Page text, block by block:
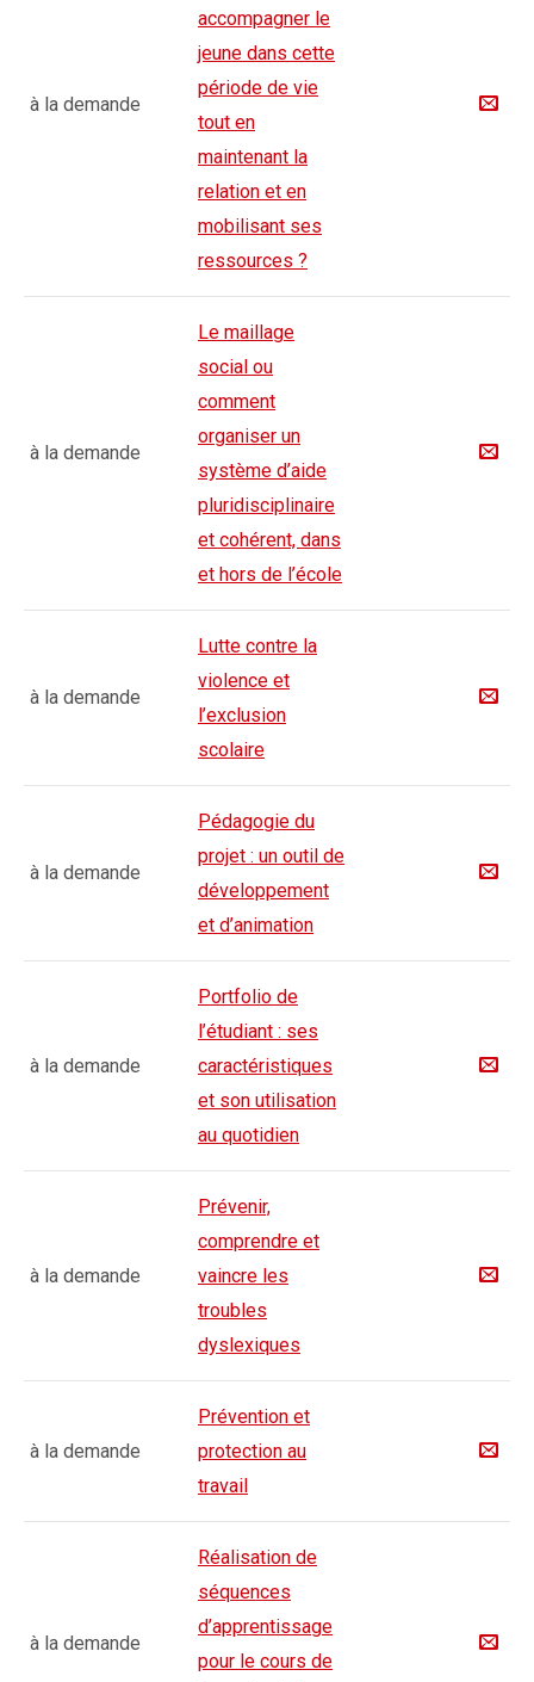
à la demande
accompagner le
jeune dans cette
période de vie
tout en
maintenant la
relation et en
mobilisant ses
ressources ?
à la demande
Le maillage
social ou
comment
organiser un
système d’aide
pluridisciplinaire
et cohérent, dans
et hors de l’école
à la demande
Lutte contre la
violence et
l’exclusion
scolaire
à la demande
Pédagogie du
projet : un outil de
développement
et d’animation
à la demande
Portfolio de
l’étudiant : ses
caractéristiques
et son utilisation
au quotidien
à la demande
Prévenir,
comprendre et
vaincre les
troubles
dyslexiques
à la demande
Prévention et
protection au
travail
à la demande
Réalisation de
séquences
d’apprentissage
pour le cours de